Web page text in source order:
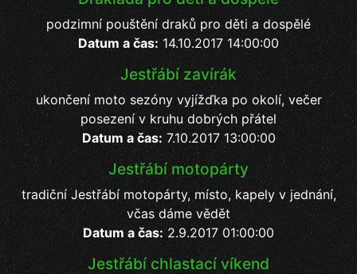
podzimní pouštění draků pro děti a dospělé
Datum a čas: 14.10.2017 14:00:00
Jestřábí zavírák
ukončení moto sezóny vyjížďka po okolí, večer
posezení v kruhu dobrých přátel
Datum a čas: 7.10.2017 13:00:00
Jestřábí motopárty
tradiční Jestřábí motopárty, místo, kapely v jednání,
včas dáme vědět
Datum a čas:2.9.2017 01:00:00
Jestřábí chlastací víkend